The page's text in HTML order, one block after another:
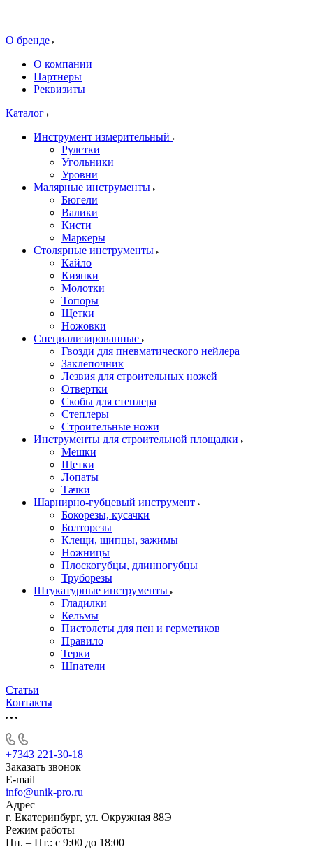
О бренде
О компании
Партнеры
Реквизиты
Каталог
Инструмент измерительный
Рулетки
Угольники
Уровни
Малярные инструменты
Бюгели
Валики
Кисти
Маркеры
Столярные инструменты
Кайло
Киянки
Молотки
Топоры
Щетки
Ножовки
Специализированные
Гвозди для пневматического нейлера
Заклепочник
Лезвия для строительных ножей
Отвертки
Скобы для степлера
Степлеры
Строительные ножи
Инструменты для строительной площадки
Мешки
Щетки
Лопаты
Тачки
Шарнирно-губцевый инструмент
Бокорезы, кусачки
Болторезы
Клещи, щипцы, зажимы
Ножницы
Плоскогубцы, длинногубцы
Труборезы
Штукатурные инструменты
Гладилки
Кельмы
Пистолеты для пен и герметиков
Правило
Терки
Шпатели
Статьи
Контакты
+7343 221-30-18
Заказать звонок
E-mail
info@unik-pro.ru
Адрес
г. Екатеринбург, ул. Окружная 88Э
Режим работы
Пн. – Пт.: с 9:00 до 18:00